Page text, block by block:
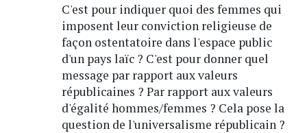
C'est pour indiquer quoi des femmes qui
imposent leur conviction religieuse de
façon ostentatoire dans l'espace public
d'un pays laïc ? C'est pour donner quel
message par rapport aux valeurs
républicaines ? Par rapport aux valeurs
d'égalité hommes/femmes ? Cela pose la
question de l'universalisme républicain ?